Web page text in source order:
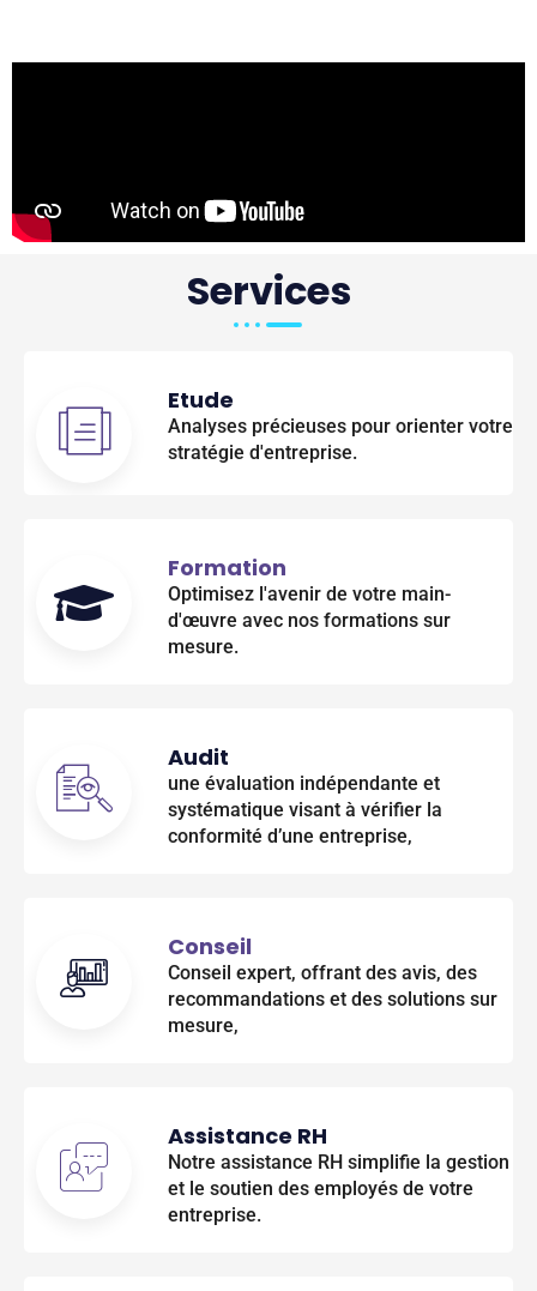
Services
Etude
Analyses précieuses pour orienter votre
stratégie d'entreprise.
Formation
Optimisez l'avenir de votre main-
d'œuvre avec nos formations sur
mesure.
Audit
une évaluation indépendante et
systématique visant à vérifier la
conformité d’une entreprise,
Conseil
Conseil expert, offrant des avis, des
recommandations et des solutions sur
mesure,
Assistance RH
Notre assistance RH simplifie la gestion
et le soutien des employés de votre
entreprise.